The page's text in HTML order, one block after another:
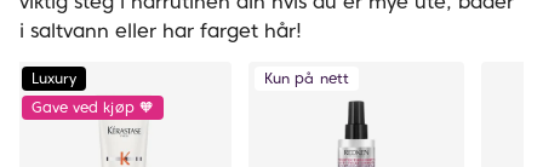
i saltvann eller har farget hår!
Luxury
Gave ved kjøp 🧡
Kun på nett